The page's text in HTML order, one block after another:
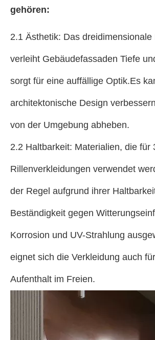
gehören:
2.1 Ästhetik: Das
verleiht Gebäudefassaden Tiefe
sorgt für eine auffällige Optik.Es
architektonische Design
von der Umgebung abheben.
2.2 Haltbarkeit: Materialien, die für
Rillenverkleidungen verwendet
der Regel aufgrund ihrer
Beständigkeit gegen
Korrosion und UV-Strahlung
eignet sich die Verkleidung auch
Aufenthalt im Freien.